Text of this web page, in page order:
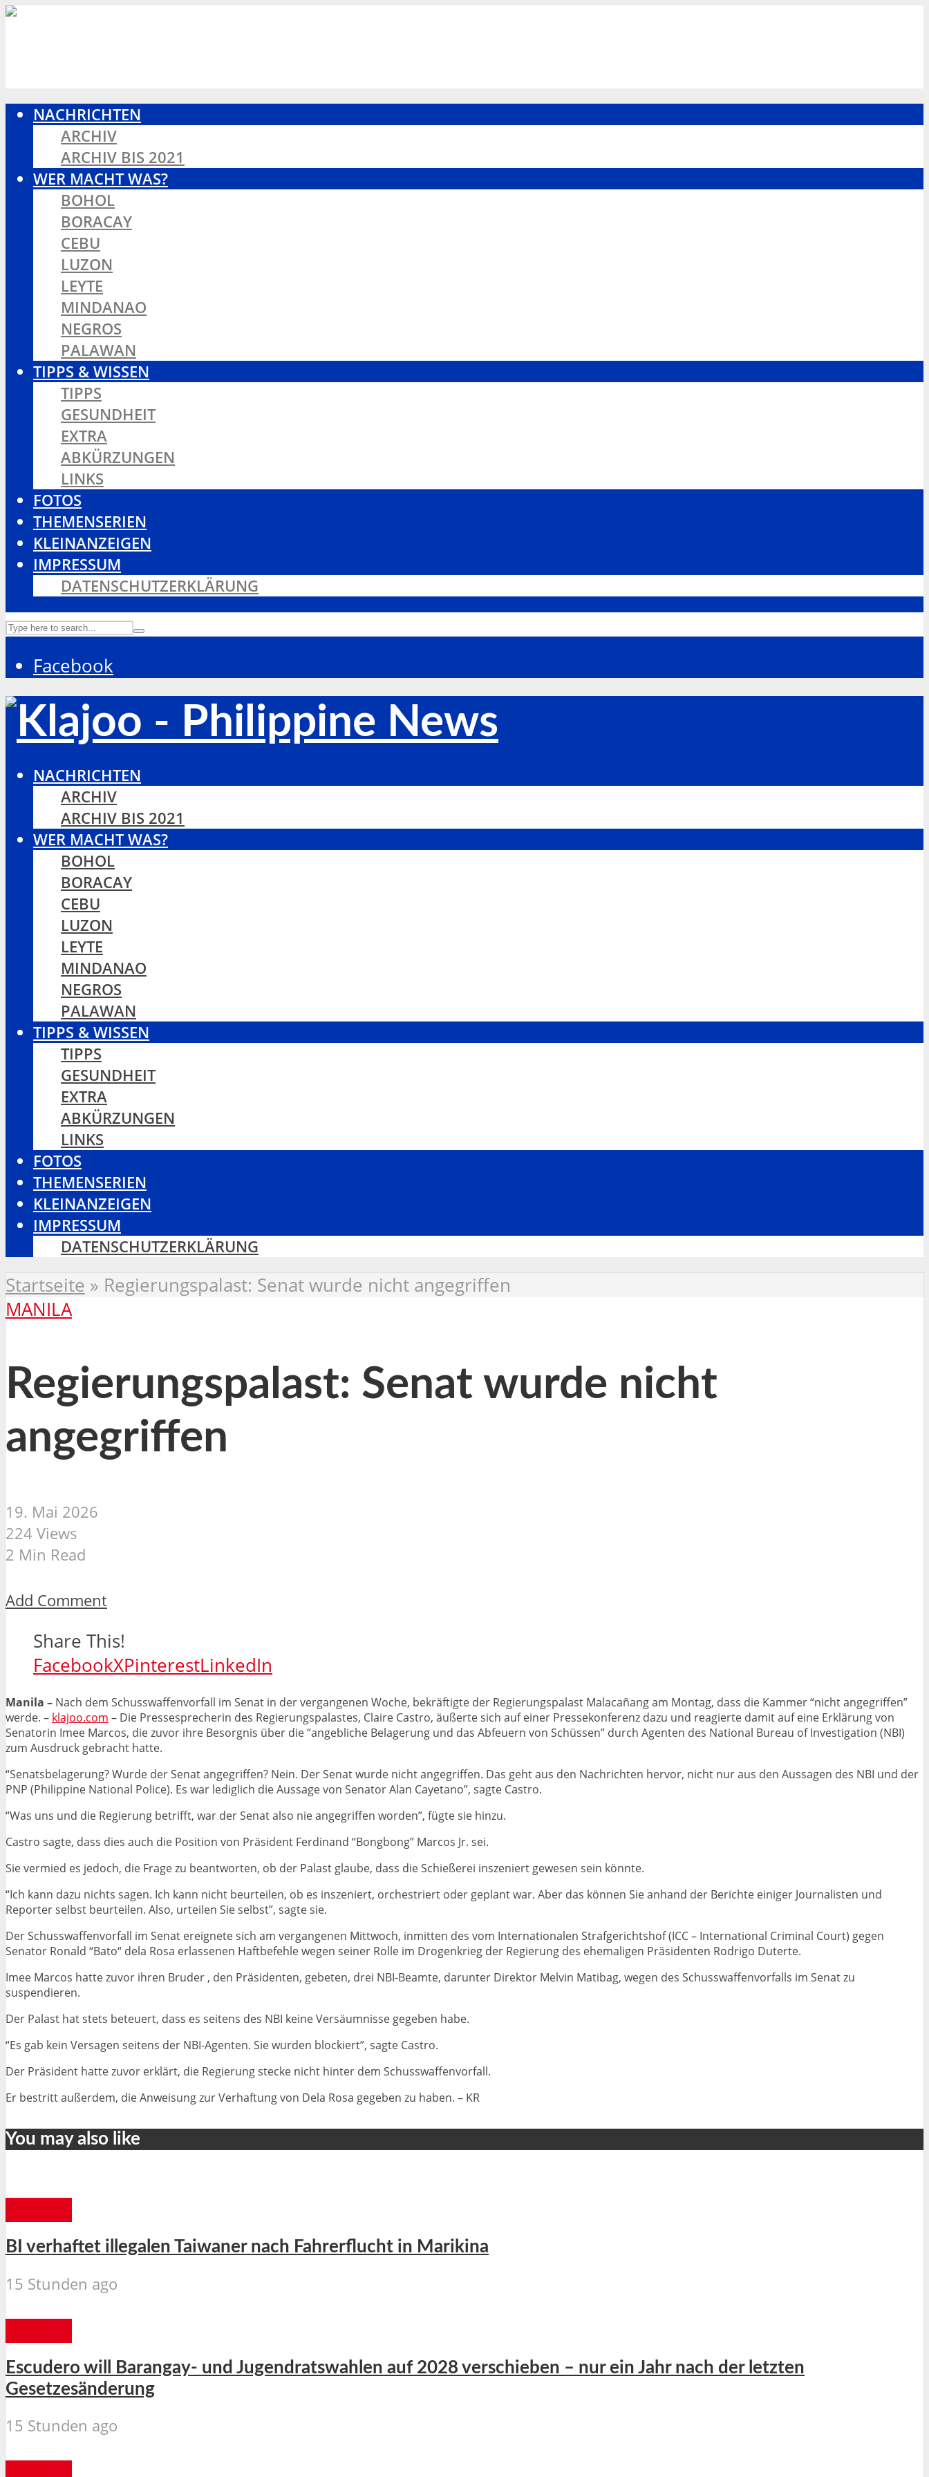
NACHRICHTEN
ARCHIV
ARCHIV BIS 2021
WER MACHT WAS?
BOHOL
BORACAY
CEBU
LUZON
LEYTE
MINDANAO
NEGROS
PALAWAN
TIPPS & WISSEN
TIPPS
GESUNDHEIT
EXTRA
ABKÜRZUNGEN
LINKS
FOTOS
THEMENSERIEN
KLEINANZEIGEN
IMPRESSUM
DATENSCHUTZERKLÄRUNG
Facebook
NACHRICHTEN
ARCHIV
ARCHIV BIS 2021
WER MACHT WAS?
BOHOL
BORACAY
CEBU
LUZON
LEYTE
MINDANAO
NEGROS
PALAWAN
TIPPS & WISSEN
TIPPS
GESUNDHEIT
EXTRA
ABKÜRZUNGEN
LINKS
FOTOS
THEMENSERIEN
KLEINANZEIGEN
IMPRESSUM
DATENSCHUTZERKLÄRUNG
Startseite » Regierungspalast: Senat wurde nicht angegriffen
MANILA
Regierungspalast: Senat wurde nicht
angegriffen
19. Mai 2026
224 Views
2 Min Read
Add Comment
Share This!
FacebookXPinterestLinkedIn
Manila – Nach dem Schusswaffenvorfall im Senat in der vergangenen Woche, bekräftigte der Regierungspalast Malacañang am Montag, dass die Kammer “nicht angegriffen”
werde. – klajoo.com – Die Pressesprecherin des Regierungspalastes, Claire Castro, äußerte sich auf einer Pressekonferenz dazu und reagierte damit auf eine Erklärung von
Senatorin Imee Marcos, die zuvor ihre Besorgnis über die “angebliche Belagerung und das Abfeuern von Schüssen” durch Agenten des National Bureau of Investigation (NBI)
zum Ausdruck gebracht hatte.
“Senatsbelagerung? Wurde der Senat angegriffen? Nein. Der Senat wurde nicht angegriffen. Das geht aus den Nachrichten hervor, nicht nur aus den Aussagen des NBI und der
PNP (Philippine National Police). Es war lediglich die Aussage von Senator Alan Cayetano”, sagte Castro.
“Was uns und die Regierung betrifft, war der Senat also nie angegriffen worden”, fügte sie hinzu.
Castro sagte, dass dies auch die Position von Präsident Ferdinand “Bongbong” Marcos Jr. sei.
Sie vermied es jedoch, die Frage zu beantworten, ob der Palast glaube, dass die Schießerei inszeniert gewesen sein könnte.
“Ich kann dazu nichts sagen. Ich kann nicht beurteilen, ob es inszeniert, orchestriert oder geplant war. Aber das können Sie anhand der Berichte einiger Journalisten und
Reporter selbst beurteilen. Also, urteilen Sie selbst”, sagte sie.
Der Schusswaffenvorfall im Senat ereignete sich am vergangenen Mittwoch, inmitten des vom Internationalen Strafgerichtshof (ICC – International Criminal Court) gegen
Senator Ronald “Bato“ dela Rosa erlassenen Haftbefehle wegen seiner Rolle im Drogenkrieg der Regierung des ehemaligen Präsidenten Rodrigo Duterte.
Imee Marcos hatte zuvor ihren Bruder , den Präsidenten, gebeten, drei NBI-Beamte, darunter Direktor Melvin Matibag, wegen des Schusswaffenvorfalls im Senat zu
suspendieren.
Der Palast hat stets beteuert, dass es seitens des NBI keine Versäumnisse gegeben habe.
“Es gab kein Versagen seitens der NBI-Agenten. Sie wurden blockiert”, sagte Castro.
Der Präsident hatte zuvor erklärt, die Regierung stecke nicht hinter dem Schusswaffenvorfall.
Er bestritt außerdem, die Anweisung zur Verhaftung von Dela Rosa gegeben zu haben. – KR
You may also like
BI verhaftet illegalen Taiwaner nach Fahrerflucht in Marikina
15 Stunden ago
Escudero will Barangay- und Jugendratswahlen auf 2028 verschieben – nur ein Jahr nach der letzten
Gesetzesänderung
15 Stunden ago